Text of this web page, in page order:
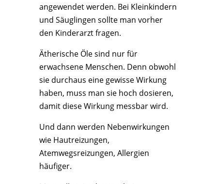
angewendet werden. Bei Kleinkindern
und Säuglingen sollte man vorher
den Kinderarzt fragen.
Ätherische Öle sind nur für
erwachsene Menschen. Denn obwohl
sie durchaus eine gewisse Wirkung
haben, muss man sie hoch dosieren,
damit diese Wirkung messbar wird.
Und dann werden Nebenwirkungen
wie Hautreizungen,
Atemwegsreizungen, Allergien
häufiger.